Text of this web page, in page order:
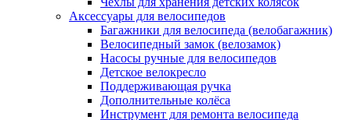
Аксессуары для велосипедов
Багажники для велосипеда (велобагажник)
Велосипедный замок (велозамок)
Насосы ручные для велосипедов
Детское велокресло
Поддерживающая ручка
Дополнительные колёса
Инструмент для ремонта велосипеда